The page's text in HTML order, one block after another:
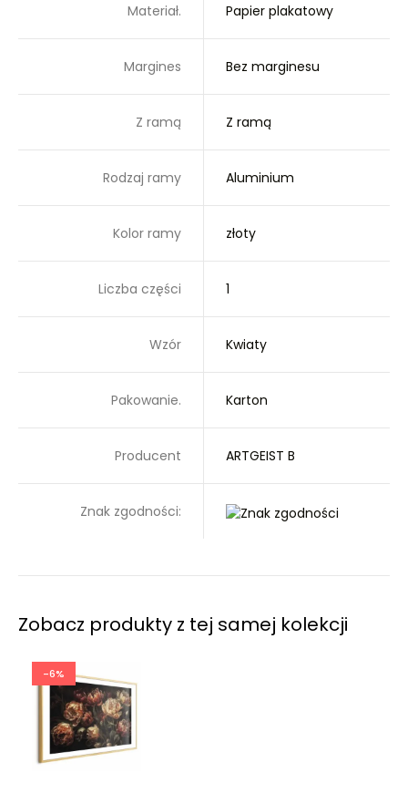
Materiał. Papier plakatowy
Margines Bez marginesu
Z ramą Z ramą
Rodzaj ramy Aluminium
Kolor ramy złoty
Liczba części 1
Wzór Kwiaty
Pakowanie. Karton
Producent ARTGEIST B
Znak zgodności:
Zobacz produkty z tej samej kolekcji
-6%